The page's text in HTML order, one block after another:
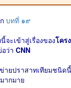
บทที่ ๑๙
จะเข้าสู่เรื่องของโคร
อว่า CNN
ายปราสาทเทียมชนิด
ากมาย